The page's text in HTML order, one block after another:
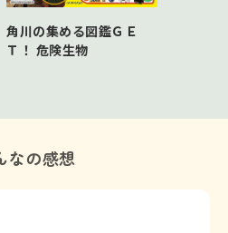
角川の集める図鑑ＧＥ
Ｔ！ 危険生物
なの感想